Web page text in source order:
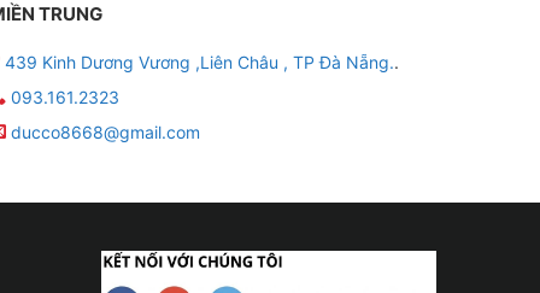
TRUNG
439 Kinh Dương Vương ,Liên Châu , TP Đà Nẵng..
093.161.2323
ducco8668@gmail.com